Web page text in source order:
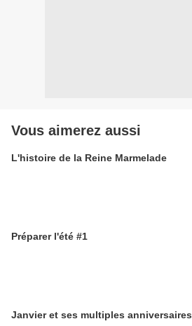
Vous aimerez aussi
L'histoire de la Reine Marmelade
Préparer l'été #1
Janvier et ses multiples anniversaires